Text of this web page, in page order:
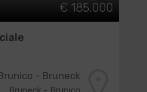
€ 185.000
- Bruneck